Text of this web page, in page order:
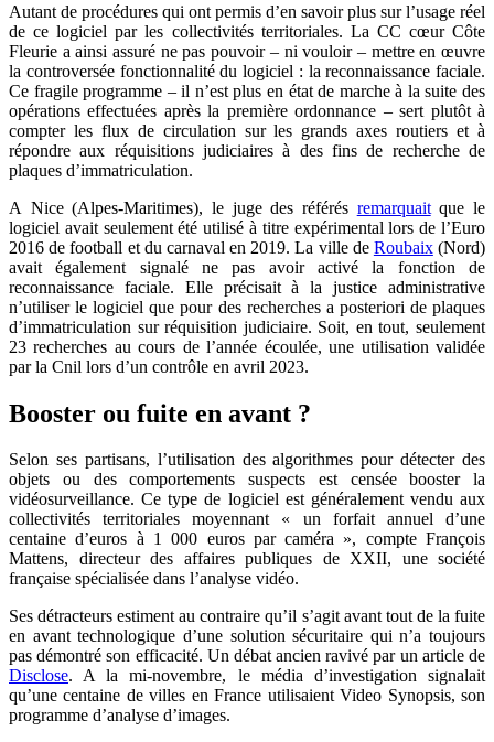
Autant de procédures qui ont permis d’en savoir plus sur l’usage réel
de ce logiciel par les collectivités territoriales. La CC cœur Côte
Fleurie a ainsi assuré ne pas pouvoir – ni vouloir – mettre en œuvre
la controversée fonctionnalité du logiciel : la reconnaissance faciale.
Ce fragile programme – il n’est plus en état de marche à la suite des
opérations effectuées après la première ordonnance – sert plutôt à
compter les flux de circulation sur les grands axes routiers et à
répondre aux réquisitions judiciaires à des fins de recherche de
plaques d’immatriculation.
A Nice (Alpes-Maritimes), le juge des référés remarquaitque le
logiciel avait seulement été utilisé à titre expérimental lors de l’Euro
2016 de football et du carnaval en 2019. La ville de Roubaix(Nord)
avait également signalé ne pas avoir activé la fonction de
reconnaissance faciale. Elle précisait à la justice administrative
n’utiliser le logiciel que pour des recherches a posteriori de plaques
d’immatriculation sur réquisition judiciaire. Soit, en tout, seulement
23 recherches au cours de l’année écoulée, une utilisation validée
par la Cnil lors d’un contrôle en avril 2023.
Booster ou fuite en avant ?
Selon ses partisans, l’utilisation des algorithmes pour détecter des
objets ou des comportements suspects est censée booster la
vidéosurveillance. Ce type de logiciel est généralement vendu aux
collectivités territoriales moyennant « un forfait annuel d’une
centaine d’euros à 1 000 euros par caméra », compte François
Mattens, directeur des affaires publiques de XXII, une société
française spécialisée dans l’analyse vidéo.
Ses détracteurs estiment au contraire qu’il s’agit avant tout de la fuite
en avant technologique d’une solution sécuritaire qui n’a toujours
pas démontré son efficacité. Un débat ancien ravivé par un article de
Disclose. A la mi-novembre, le média d’investigation signalait
qu’une centaine de villes en France utilisaient Video Synopsis, son
programme d’analyse d’images.